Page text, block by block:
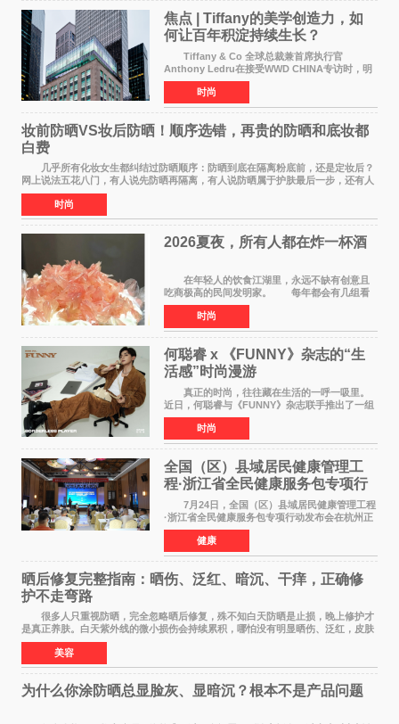
焦点 | Tiffany的美学创造力，如
何让百年积淀持续生长？
Tiffany & Co 全球总裁兼首席执行官
Anthony Ledru在接受WWD CHINA专访时，明
确将艺术性称为当下奢侈品牌最高层级的差异化
优势。 by Elaine Chen — —WWD国际
时尚特讯 当奢侈
时尚
妆前防晒VS妆后防晒！顺序选错，再贵的防晒和底妆都
白费
几乎所有化妆女生都纠结过防晒顺序：防晒到底在隔离粉底前，还是定妆后？
网上说法五花八门，有人说先防晒再隔离，有人说防晒属于护肤最后一步，还有人
带妆补涂直接乱叠加。其实防晒没有固定死
时尚
2026夏夜，所有人都在炸一杯酒
在年轻人的饮食江湖里，永远不缺有创意且
吃商极高的民间发明家。 每年都会有几组看
似离谱、尝试后火遍全网的新奇搭配在互联网上
名垂千史。 前些年有人解锁了纯牛奶煮爆辣
火鸡面的隐藏吃
时尚
何聪睿 x 《FUNNY》杂志的“生
活感”时尚漫游
真正的时尚，往往藏在生活的一呼一吸里。
近日，何聪睿与《FUNNY》杂志联手推出了一组
质感大片，不刻意摆弄姿势，而是将镜头对准了
那些看似寻常却充满戏剧张力的生活瞬间，让高
级感在松弛的氛围
时尚
全国（区）县域居民健康管理工
程·浙江省全民健康服务包专项行
动发布会在杭启幕
7月24日，全国（区）县域居民健康管理工程
·浙江省全民健康服务包专项行动发布会在杭州正
式启幕。来自全国各地的医疗领域权威专家、知
名机构负责人及项目合作伙伴齐聚西子湖畔，共
同见证浙江全
健康
晒后修复完整指南：晒伤、泛红、暗沉、干痒，正确修
护不走弯路
很多人只重视防晒，完全忽略晒后修复，殊不知白天防晒是止损，晚上修护才
是真正养肤。白天紫外线的微小损伤会持续累积，哪怕没有明显晒伤、泛红，皮肤
也会处于轻微炎症、缺水、疲劳状态。如果
美容
为什么你涂防晒总显脸灰、显暗沉？根本不是产品问题